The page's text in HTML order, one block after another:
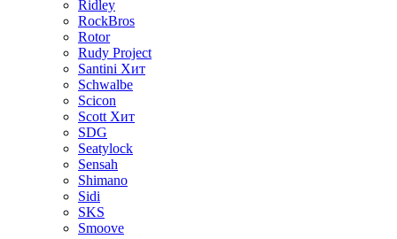
Ridley
RockBros
Rotor
Rudy Project
Santini Хит
Schwalbe
Scicon
Scott Хит
SDG
Seatylock
Sensah
Shimano
Sidi
SKS
Smoove